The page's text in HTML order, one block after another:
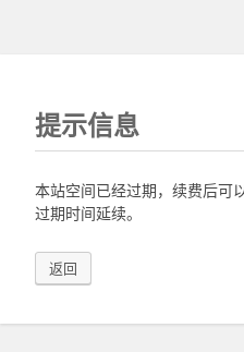
提示信息
本站空间已经过期，续费后可
过期时间延续。
返回